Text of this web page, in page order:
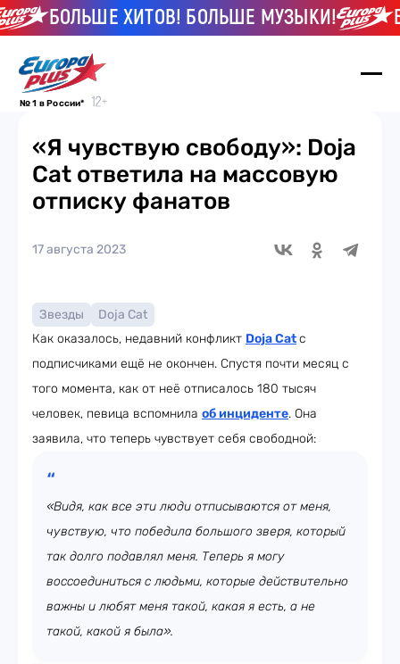
БОЛЬШЕ ХИТОВ! БОЛЬШЕ МУЗЫКИ!
№ 1 в России*
«Я чувствую свободу»: Doja
Cat ответила на массовую
отписку фанатов
17 августа 2023
Звезды
Doja Cat
Как оказалось, недавний конфликт Doja Catс
подписчиками ещё не окончен. Спустя почти месяц с
того момента, как от неё отписалось 180 тысяч
человек, певица вспомнила об инциденте. Она
заявила, что теперь чувствует себя свободной:
«Видя, как все эти люди отписываются от меня,
чувствую, что победила большого зверя, который
так долго подавлял меня. Теперь я могу
воссоединиться с людьми, которые действительно
важны и любят меня такой, какая я есть, а не
такой, какой я была».